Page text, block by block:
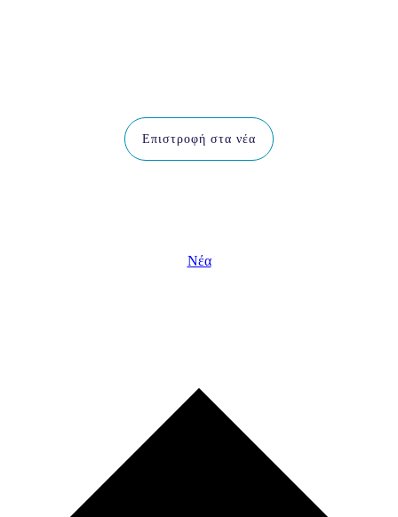
Επιστροφή στα νέα
Νέα